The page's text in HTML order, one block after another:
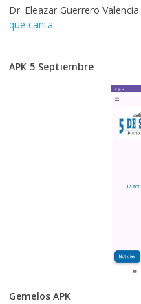
Dr. Eleazar Guerrero Valencia.
que canta
APK 5 Septiembre
Gemelos APK